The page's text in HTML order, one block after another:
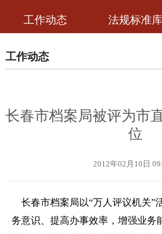
工作动态 法规标准库
工作动态
长春市档案局被评为市
位
2012年02月10日
长春市档案局以“万人评议机关”
务意识、提高办事效率，增强业务